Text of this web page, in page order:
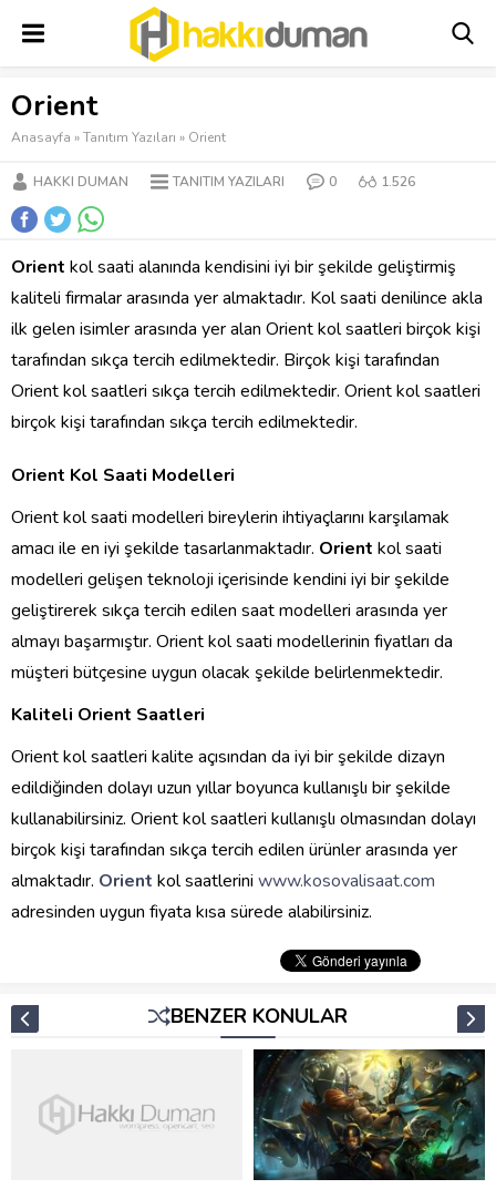
Orient
Anasayfa »Tanıtım Yazıları » Orient
HAKKI DUMAN TANITIM YAZILARI 0 1.526
Orient kol saati alanında kendisini iyi bir şekilde geliştirmiş
kaliteli firmalar arasında yer almaktadır. Kol saati denilince akla
ilk gelen isimler arasında yer alan Orient kol saatleri birçok kişi
tarafından sıkça tercih edilmektedir. Birçok kişi tarafından
Orient kol saatleri sıkça tercih edilmektedir. Orient kol saatleri
birçok kişi tarafından sıkça tercih edilmektedir.
Orient Kol Saati Modelleri
Orient kol saati modelleri bireylerin ihtiyaçlarını karşılamak
amacı ile en iyi şekilde tasarlanmaktadır. Orient kol saati
modelleri gelişen teknoloji içerisinde kendini iyi bir şekilde
geliştirerek sıkça tercih edilen saat modelleri arasında yer
almayı başarmıştır. Orient kol saati modellerinin fiyatları da
müşteri bütçesine uygun olacak şekilde belirlenmektedir.
Kaliteli Orient Saatleri
Orient kol saatleri kalite açısından da iyi bir şekilde dizayn
edildiğinden dolayı uzun yıllar boyunca kullanışlı bir şekilde
kullanabilirsiniz. Orient kol saatleri kullanışlı olmasından dolayı
birçok kişi tarafından sıkça tercih edilen ürünler arasında yer
almaktadır. Orient kol saatlerini www.kosovalisaat.com
adresinden uygun fiyata kısa sürede alabilirsiniz.
BENZER KONULAR